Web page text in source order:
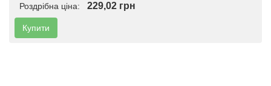
Роздрібна ціна: 229,02 грн
Купити